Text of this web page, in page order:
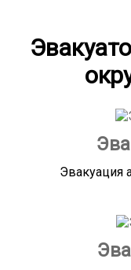
Эвакуация